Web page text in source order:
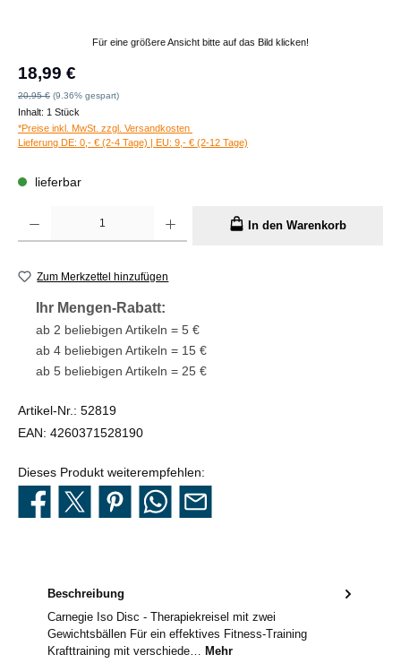
Für eine größere Ansicht bitte auf das Bild klicken!
Verkaufspreis:
18,99 €
Regulärer Preis:
20,95 € (9.36% gespart)
Inhalt: 1 Stück
*Preise inkl. MwSt. zzgl. Versandkosten
Lieferung DE: 0,- € (2-4 Tage) | EU: 9,- € (2-12 Tage)
lieferbar
In den Warenkorb
Zum Merkzettel hinzufügen
Ihr Mengen-Rabatt:
ab 2 beliebigen Artikeln = 5 €
ab 4 beliebigen Artikeln = 15 €
ab 5 beliebigen Artikeln = 25 €
Artikel-Nr.: 52819
EAN: 4260371528190
Dieses Produkt weiterempfehlen:
Beschreibung
Carnegie Iso Disc - Therapiekreisel mit zwei
Gewichtsbällen Für ein effektives Fitness-Training
Krafttraining mit verschiede… Mehr